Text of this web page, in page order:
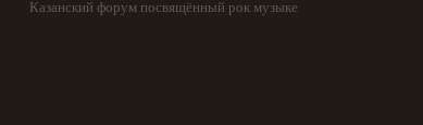
Казанский форум посвящённый рок музыке